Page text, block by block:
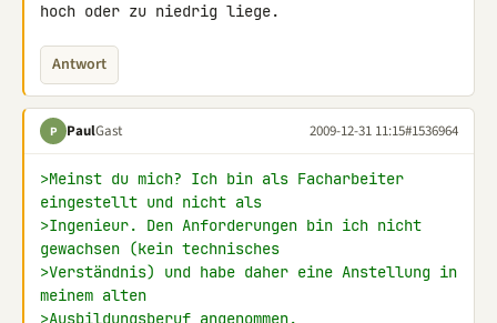
hoch oder zu niedrig liege.
Antwort
P PaulGast 2009-12-31 11:15#1536964
>Meinst du mich? Ich bin als Facharbeiter
eingestellt und nicht als
>Ingenieur. Den Anforderungen bin ich nicht
gewachsen (kein technisches
>Verständnis) und habe daher eine Anstellung in
meinem alten
>Ausbildungsberuf angenommen.